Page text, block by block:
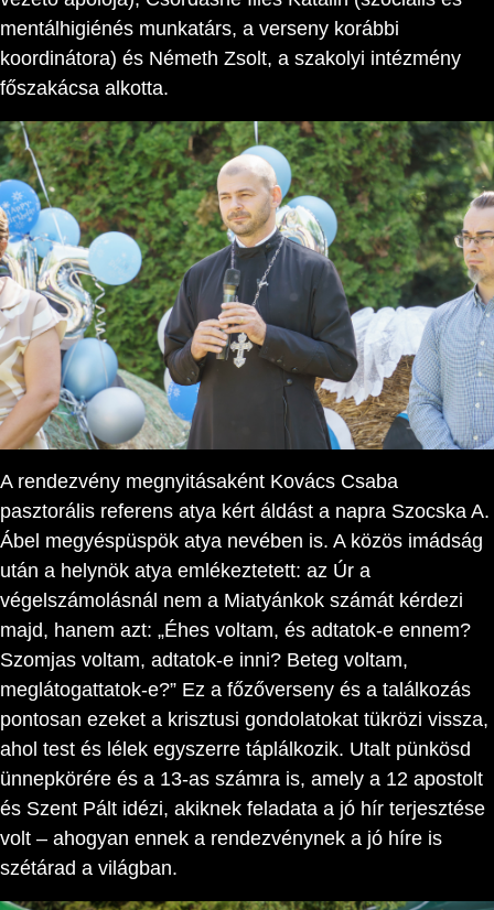
mentálhigiénés munkatárs, a verseny korábbi
koordinátora) és Németh Zsolt, a szakolyi intézmény
főszakácsa alkotta.
A rendezvény megnyitásaként Kovács Csaba
pasztorális referens atya kért áldást a napra Szocska A.
Ábel megyéspüspök atya nevében is. A közös imádság
után a helynök atya emlékeztetett: az Úr a
végelszámolásnál nem a Miatyánkok számát kérdezi
majd, hanem azt: „Éhes voltam, és adtatok-e ennem?
Szomjas voltam, adtatok-e inni? Beteg voltam,
meglátogattatok-e?” Ez a főzőverseny és a találkozás
pontosan ezeket a krisztusi gondolatokat tükrözi vissza,
ahol test és lélek egyszerre táplálkozik. Utalt pünkösd
ünnepkörére és a 13-as számra is, amely a 12 apostolt
és Szent Pált idézi, akiknek feladata a jó hír terjesztése
volt – ahogyan ennek a rendezvénynek a jó híre is
szétárad a világban.